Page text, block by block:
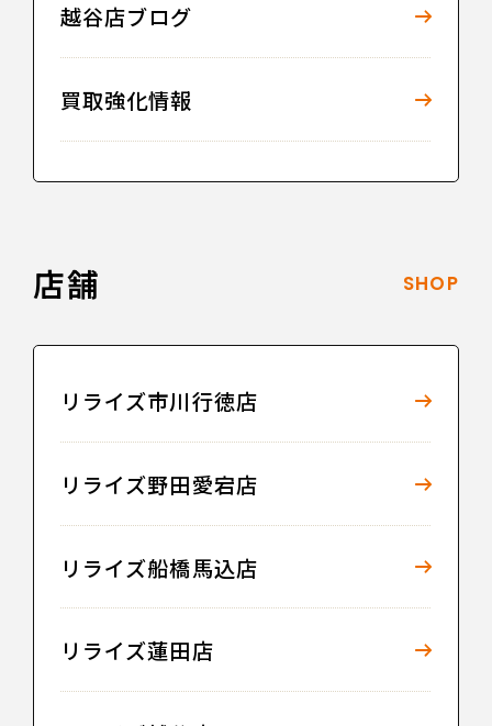
越谷店ブログ
買取強化情報
店舗 SHOP
リライズ市川行徳店
リライズ野田愛宕店
リライズ船橋馬込店
リライズ蓮田店